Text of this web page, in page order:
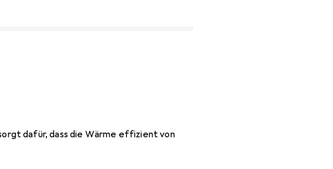
dafür, dass die Wärme effizient von